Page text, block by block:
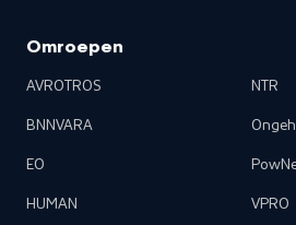
Omroepen
AVROTROS
BNNVARA
EO
HUMAN
NTR
VPRO